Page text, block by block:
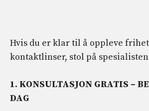
Hvis du er klar til å oppleve
kontaktlinser, stol på
1. KONSULTASJON GRATIS –
DAG